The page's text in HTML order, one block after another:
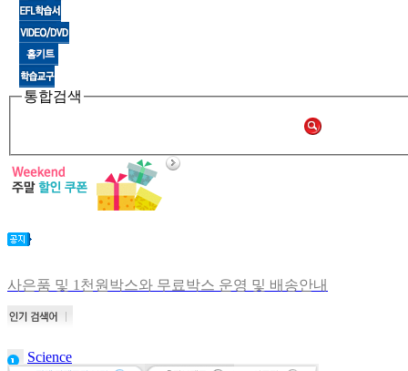
통합검색
사은품 및 1천원박스와 무료박스 운영 및 배송안내
[공지] 쑥쑥몰 재오픈합니다.
[중고샵] 명절 편의점 택배 배송안내
Science